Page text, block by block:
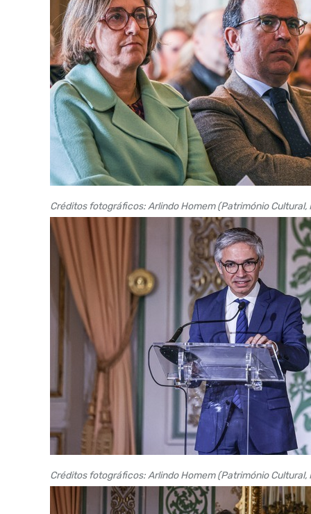
Créditos fotográficos: Arlindo Homem (Património Cultural,
Créditos fotográficos: Arlindo Homem (Património Cultural,